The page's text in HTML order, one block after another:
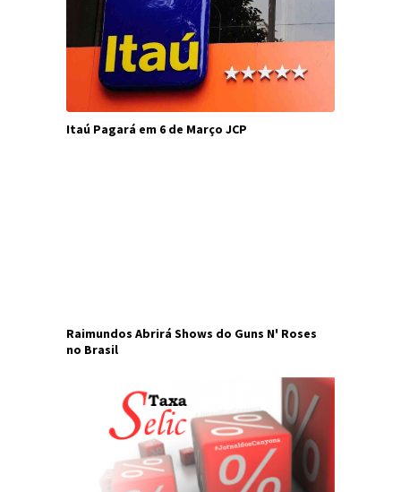
Itaú Pagará em 6 de Março JCP
Raimundos Abrirá Shows do Guns N' Roses
no Brasil